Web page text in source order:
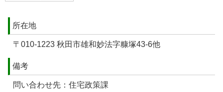
所在地
〒010-1223 秋田市雄和妙法字糠塚43-6他
備考
問い合わせ先：住宅政策課